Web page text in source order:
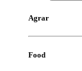
Agrar
Food